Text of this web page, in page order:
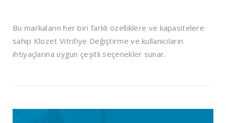
Bu markaların her biri farklı özelliklere ve kapasitelere
sahip Klozet Vitrifiye Değiştirme ve kullanıcıların
ihtiyaçlarına uygun çeşitli seçenekler sunar.